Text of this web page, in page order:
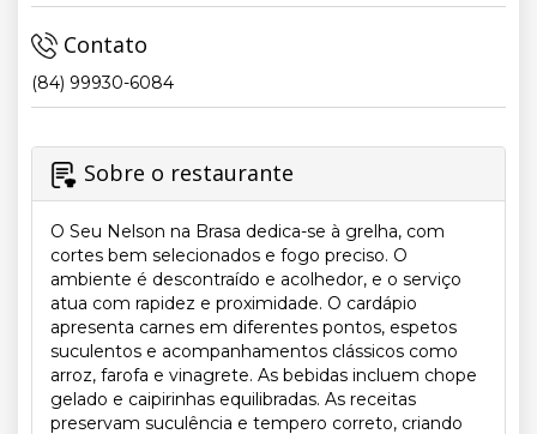
Contato
(84) 99930-6084
Sobre o restaurante
O Seu Nelson na Brasa dedica-se à grelha, com
cortes bem selecionados e fogo preciso. O
ambiente é descontraído e acolhedor, e o serviço
atua com rapidez e proximidade. O cardápio
apresenta carnes em diferentes pontos, espetos
suculentos e acompanhamentos clássicos como
arroz, farofa e vinagrete. As bebidas incluem chope
gelado e caipirinhas equilibradas. As receitas
preservam suculência e tempero correto, criando